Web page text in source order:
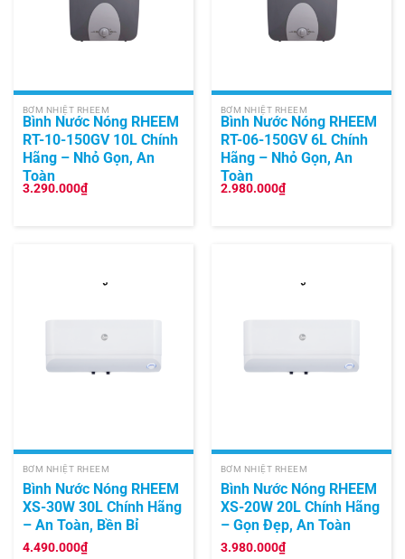
BƠM NHIỆT RHEEM
Bình Nước Nóng RHEEM
RT-10-150GV 10L Chính
Hãng – Nhỏ Gọn, An
Toàn
3.290.000₫
BƠM NHIỆT RHEEM
Bình Nước Nóng RHEEM
RT-06-150GV 6L Chính
Hãng – Nhỏ Gọn, An
Toàn
2.980.000₫
BƠM NHIỆT RHEEM
Bình Nước Nóng RHEEM
XS-30W 30L Chính Hãng
– An Toàn, Bền Bỉ
4.490.000₫
BƠM NHIỆT RHEEM
Bình Nước Nóng RHEEM
XS-20W 20L Chính Hãng
– Gọn Đẹp, An Toàn
3.980.000₫